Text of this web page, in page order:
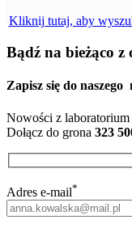
Kliknij tutaj, aby
Bądź na bieżąco
Zapisz się do naszego
Nowości z
Dołącz do grona 323
Adres e-mail*